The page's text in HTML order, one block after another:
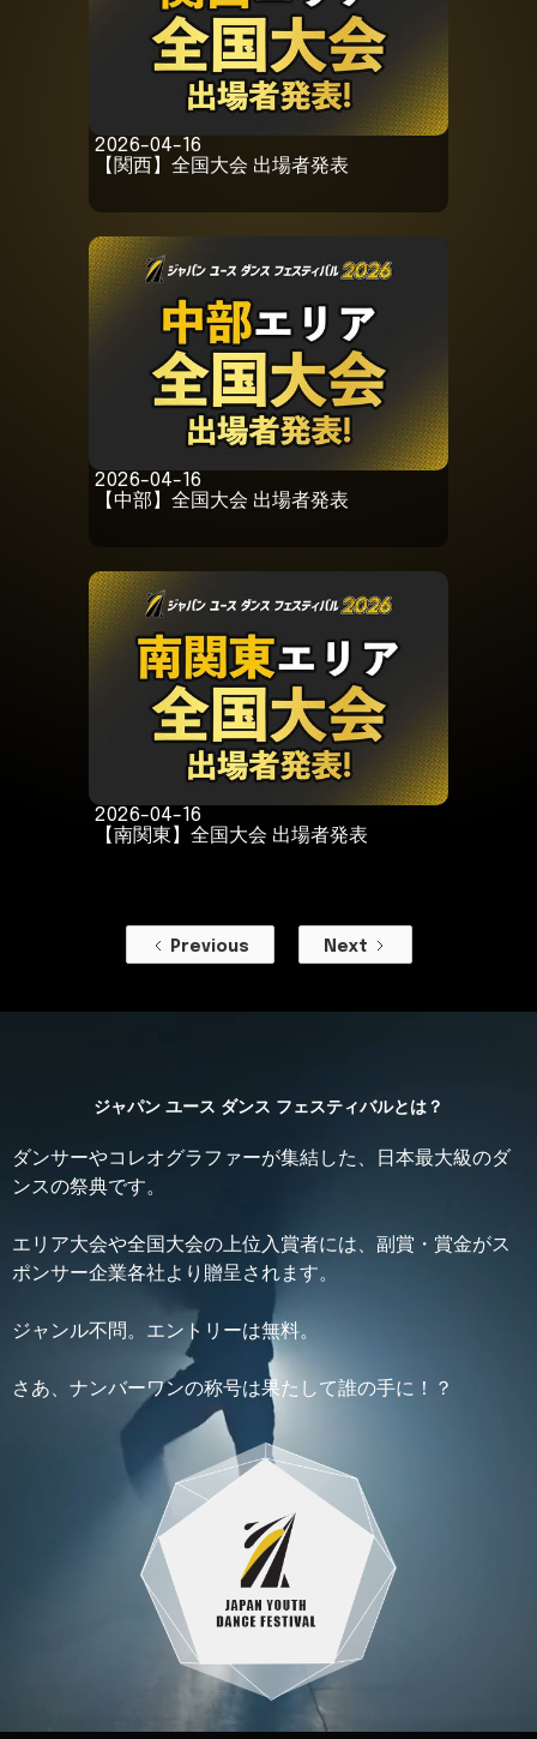
2026-04-16
【関西】全国大会 出場者発表
2026-04-16
【中部】全国大会 出場者発表
2026-04-16
【南関東】全国大会 出場者発表
Previous Next
ジャパン ユース ダンス フェスティバルとは？
ダンサーやコレオグラファーが集結した、日本最大級のダ
ンスの祭典です。
エリア大会や全国大会の上位入賞者には、副賞・賞金がス
ポンサー企業各社より贈呈されます。
ジャンル不問。エントリーは無料。
さあ、ナンバーワンの称号は果たして誰の手に！？